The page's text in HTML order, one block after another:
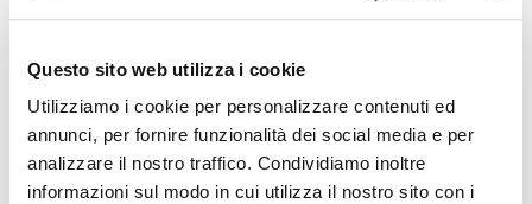
Questo sito web utilizza i cookie
Utilizziamo i cookie per personalizzare contenuti ed
annunci, per fornire funzionalità dei social media e per
analizzare il nostro traffico. Condividiamo inoltre
informazioni sul modo in cui utilizza il nostro sito con i